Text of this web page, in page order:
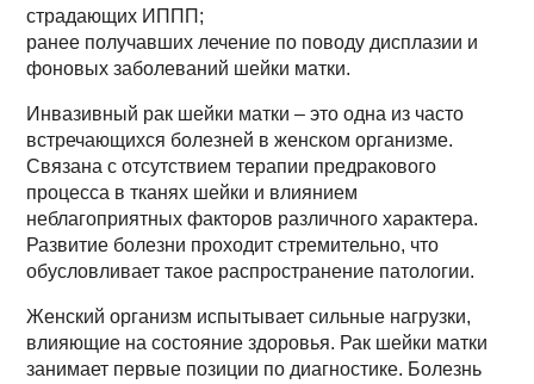
страдающих ИППП;
ранее получавших лечение по поводу дисплазии и
фоновых заболеваний шейки матки.
Инвазивный рак шейки матки – это одна из часто
встречающихся болезней в женском организме.
Связана с отсутствием терапии предракового
процесса в тканях шейки и влиянием
неблагоприятных факторов различного характера.
Развитие болезни проходит стремительно, что
обусловливает такое распространение патологии.
Женский организм испытывает сильные нагрузки,
влияющие на состояние здоровья. Рак шейки матки
занимает первые позиции по диагностике. Болезнь